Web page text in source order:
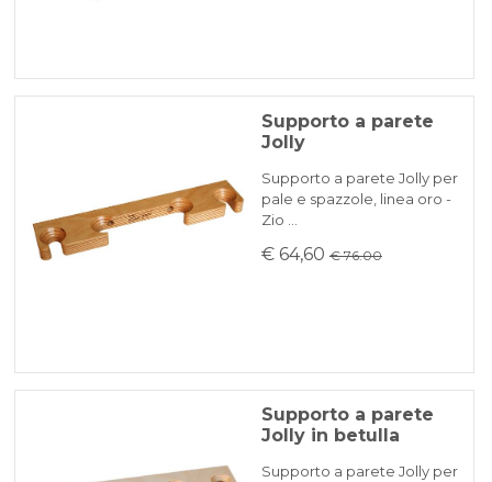
Supporto a parete
Jolly
Supporto a parete Jolly per
pale e spazzole, linea oro -
Zio …
€ 64,60 € 76.00
Supporto a parete
Jolly in betulla
Supporto a parete Jolly per